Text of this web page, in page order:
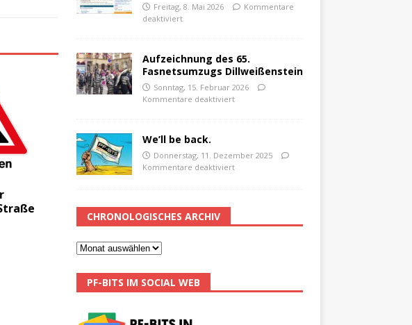
Freitag, 8. Mai 2026
Kommentare
deaktiviert
Aufzeichnung des 65.
Fasnetsumzugs Dillweißenstein
Sonntag, 15. Februar 2026
Kommentare deaktiviert
We’ll be back.
Donnerstag, 11. Dezember 2025
Kommentare deaktiviert
CHRONOLOGISCHES ARCHIV
PF-BITS IM SOCIAL WEB